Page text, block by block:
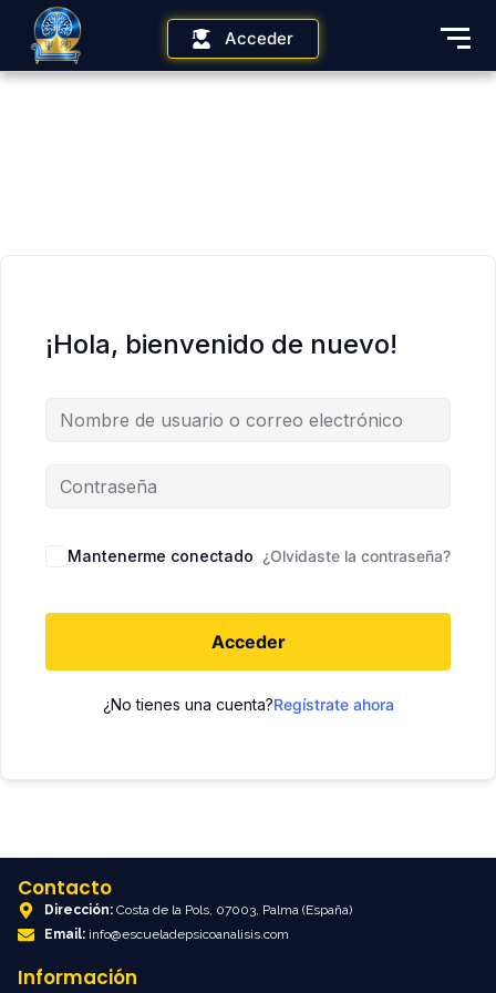
Acceder
¡Hola, bienvenido de nuevo!
Mantenerme conectado ¿Olvidaste la contraseña?
Acceder
¿No tienes una cuenta?Regístrate ahora
Contacto
Dirección: Costa de la Pols, 07003, Palma (España)
Email: info@escueladepsicoanalisis.com
Información